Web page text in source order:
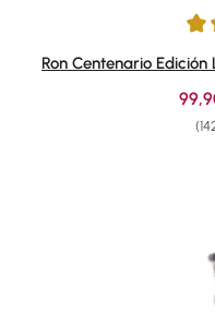
Durchschnittliche
Ron Centenario